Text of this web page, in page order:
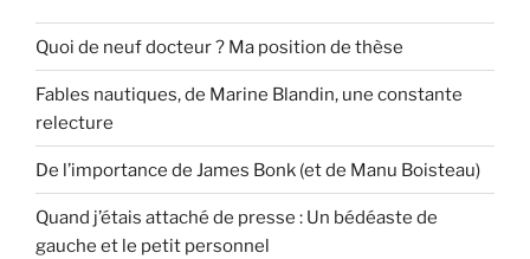
Quoi de neuf docteur ? Ma position de thèse
Fables nautiques, de Marine Blandin, une constante
relecture
De l’importance de James Bonk (et de Manu Boisteau)
Quand j’étais attaché de presse : Un bédéaste de
gauche et le petit personnel